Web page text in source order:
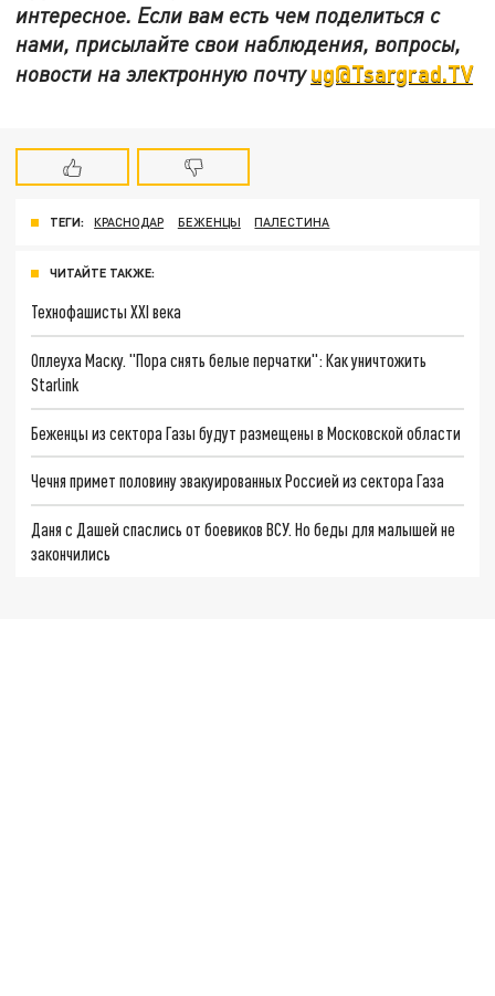
интересное. Если вам есть чем поделиться с
нами, присылайте свои наблюдения, вопросы,
новости на электронную почтуug@Tsargrad.TV
ТЕГИ: КРАСНОДАР БЕЖЕНЦЫ ПАЛЕСТИНА
ЧИТАЙТЕ ТАКЖЕ:
Технофашисты XXI века
Оплеуха Маску. "Пора снять белые перчатки": Как уничтожить
Starlink
Беженцы из сектора Газы будут размещены в Московской области
Чечня примет половину эвакуированных Россией из сектора Газа
Даня с Дашей спаслись от боевиков ВСУ. Но беды для малышей не
закончились